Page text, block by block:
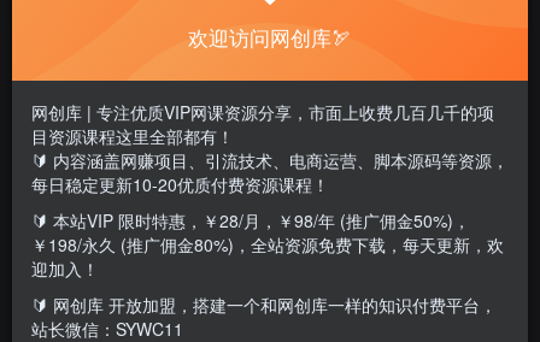
今天来给大家拆解一个小红书引流白领创业粉的教程，小红
书上引流的粉质量是非常高的，所以首负非常注重小红书引
流，自己也实操了几个号，流量都非常有质量，有一部分用
欢迎访问网创库🏹
网创库 | 专注优质VIP网课资源分享，市面上收费几百几千的项
目资源课程这里全部都有！
🔰 内容涵盖网赚项目、引流技术、电商运营、脚本源码等资源，
每日稳定更新10-20优质付费资源课程！
🔰 本站VIP 限时特惠，￥28/月，￥98/年 (推广佣金50%)，
￥198/永久 (推广佣金80%)，全站资源免费下载，每天更新，欢
迎加入！
🔰 网创库 开放加盟，搭建一个和网创库一样的知识付费平台，
站长微信：SYWC11